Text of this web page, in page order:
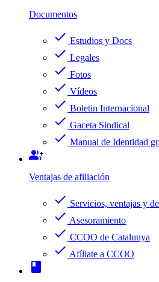
Documentos
check Estudios y Docs
check Legales
check Fotos
check Vídeos
check Boletin Internacional
check Gaceta Sindical
check Manual de Identidad
group_add
Ventajas de afiliación
check Servicios, ventajas y
check Asesoramiento
check CCOO de Catalunya
check Afíliate a CCOO
book